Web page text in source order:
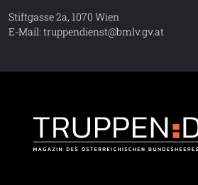
Stiftgasse 2a, 1070 Wien
E-Mail: truppendienst@bmlv.gv.at